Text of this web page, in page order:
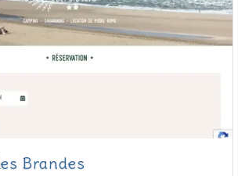
Brandes